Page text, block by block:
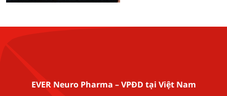
EVER Neuro Pharma – VPĐD tại Việt Nam